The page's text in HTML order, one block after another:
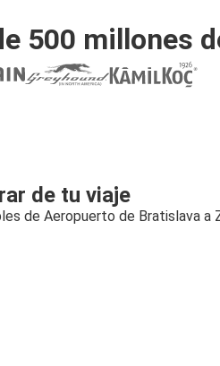
500 millones
de tu viaje
de Aeropuerto de Bratislava a